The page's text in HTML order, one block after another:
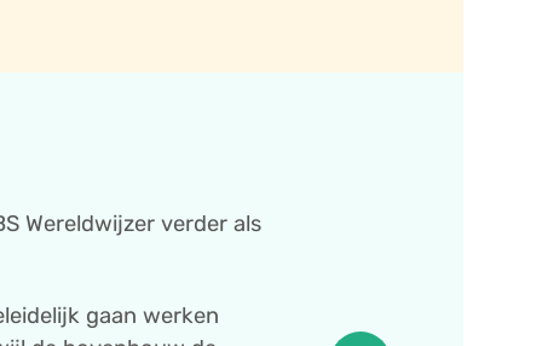
Wereldwijzer verder als
gaan werken